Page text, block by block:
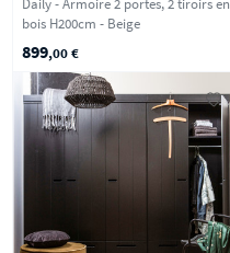
Daily - Armoire 2 portes, 2 tiroirs en
bois H200cm - Beige
899,00 €